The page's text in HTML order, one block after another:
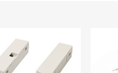
IP
Vista
paneles